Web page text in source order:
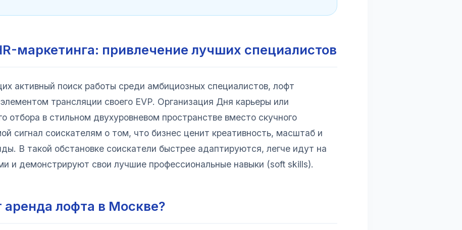
маркетинга: привлечение лучших специалистов
активный поиск работы среди амбициозных специалистов, лофт
трансляции своего EVP. Организация Дня карьеры или
отбора в стильном двухуровневом пространстве вместо скучного
сигнал соискателям о том, что бизнес ценит креативность, масштаб и
В такой обстановке соискатели быстрее адаптируются, легче идут на
и демонстрируют свои лучшие профессиональные навыки (soft skills).
аренда лофта в Москве?